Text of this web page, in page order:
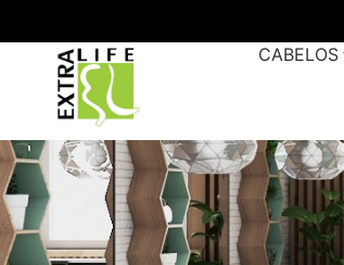
CABELOS